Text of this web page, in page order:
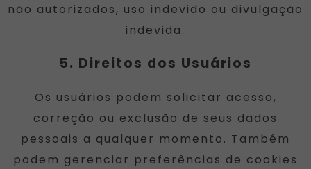
não autorizados, uso indevido ou divulgação
indevida.
5. Direitos dos Usuários
Os usuários podem solicitar acesso,
correção ou exclusão de seus dados
pessoais a qualquer momento. Também
podem gerenciar preferências de cookies